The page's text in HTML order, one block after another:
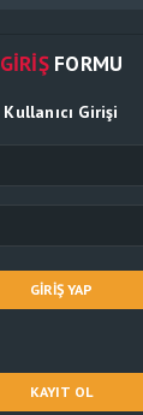
GIRIŞFORMU
Kullanıcı Girişi
GIRIŞ YAP
KAYIT OL